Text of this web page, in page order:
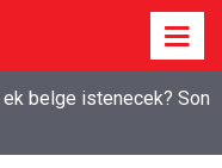
belge istenecek? Son